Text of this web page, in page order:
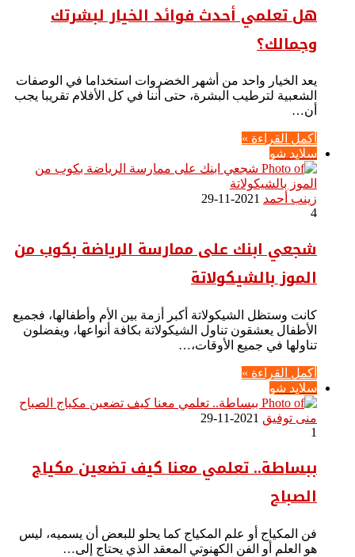
هل تعلمي أحدث فوائد الخيار لبشرتك
وجمالك؟
يعد الخيار واحد من أشهر الخضروات استخداما في الوصفات
الشعبية لترطيب البشرة، حتى أننا في كل الأفلام تقريبا يجب
أن…
أكمل القراءة »
سلايد شو
زينب أحمد 2021-11-29
4
شجعي ابنك على ممارسة الرياضة بكوب من
الموز بالشيكولاتة
كانت وستظل الشيكولاتة أكبر أزمة بين الأم وأطفالها، فجميع
الأطفال يعشقون تناول الشيكولاتة بكافة أنواعها، ويفضلون
تناولها في جميع الأوقات،…
أكمل القراءة »
سلايد شو
منى توفيق 2021-11-29
1
ببساطة.. تعلمي معنا كيف تضعين مكياج
الصباح
فن المكياج أو علم المكياج كما يحلو للبعض أن يسميه، ليس
هو العلم أو الفن الكهنوتي المعقد الذي يحتاج إلى…